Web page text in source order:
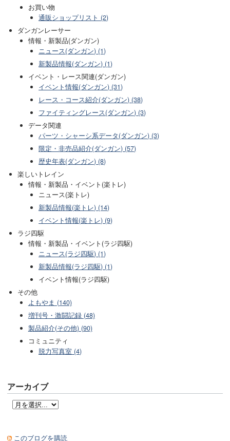
お買い物
通販ショップリスト (2)
ダンガンレーサー
情報・新製品(ダンガン)
ニュース(ダンガン) (1)
新製品情報(ダンガン) (1)
イベント・レース関連(ダンガン)
イベント情報(ダンガン) (31)
レース・コース紹介(ダンガン) (38)
ファイティングレース(ダンガン) (3)
データ関連
パーツ・シャーシ系データ(ダンガン) (3)
限定・非売品紹介(ダンガン) (57)
歴史年表(ダンガン) (8)
楽しいトレイン
情報・新製品・イベント(楽トレ)
ニュース(楽トレ)
新製品情報(楽トレ) (14)
イベント情報(楽トレ) (9)
ラジ四駆
情報・新製品・イベント(ラジ四駆)
ニュース(ラジ四駆) (1)
新製品情報(ラジ四駆) (1)
イベント情報(ラジ四駆)
その他
よもやま (140)
増刊号・激闘記録 (48)
製品紹介(その他) (90)
コミュニティ
脱力写真室 (4)
アーカイブ
このブログを購読